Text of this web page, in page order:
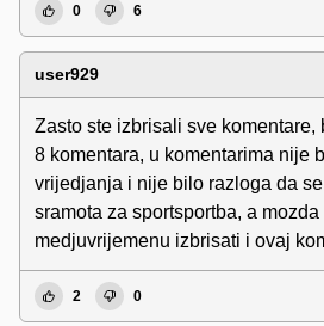
0 6
user929
Zasto ste izbrisali sve komentare,
8 komentara, u komentarima nije
vrijedjanja i nije bilo razloga da
sramota za sportsportba, a mozda
medjuvrijemenu izbrisati i ovaj
2 0